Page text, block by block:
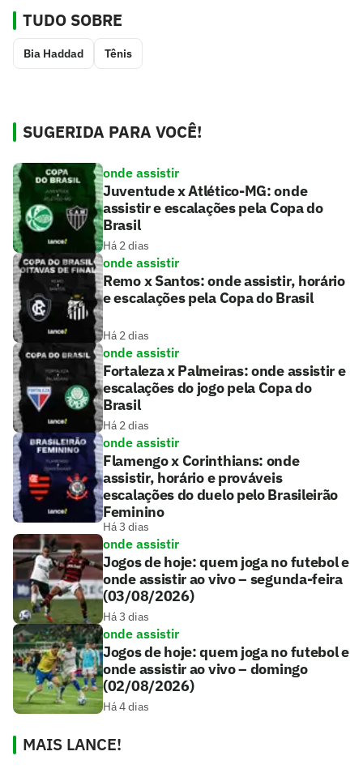
TUDO SOBRE
Bia Haddad Tênis
SUGERIDA PARA VOCÊ!
onde assistir
Juventude x Atlético-MG: onde
assistir e escalações pela Copa do
Brasil
Há 2 dias
onde assistir
Remo x Santos: onde assistir, horário
e escalações pela Copa do Brasil
Há 2 dias
onde assistir
Fortaleza x Palmeiras: onde assistir e
escalações do jogo pela Copa do
Brasil
Há 2 dias
onde assistir
Flamengo x Corinthians: onde
assistir, horário e prováveis
escalações do duelo pelo Brasileirão
Feminino
Há 3 dias
onde assistir
Jogos de hoje: quem joga no futebol e
onde assistir ao vivo – segunda-feira
(03/08/2026)
Há 3 dias
onde assistir
Jogos de hoje: quem joga no futebol e
onde assistir ao vivo – domingo
(02/08/2026)
Há 4 dias
MAIS LANCE!